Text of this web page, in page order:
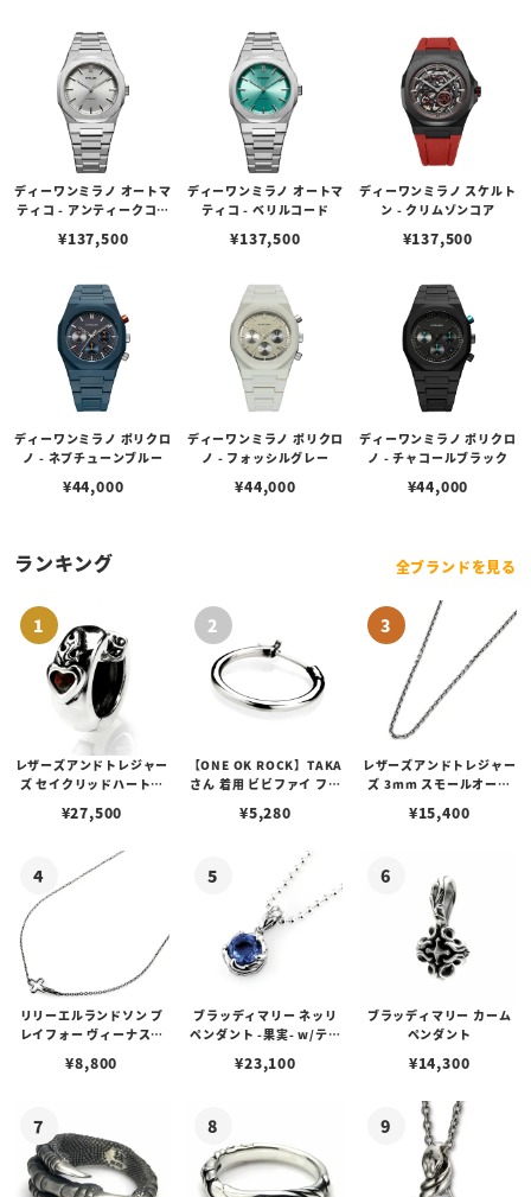
ディーワンミラノ オートマ
ティコ - アンティークコー
¥137,500
ディーワンミラノ オートマ
ティコ - ベリルコード
¥137,500
ディーワンミラノ スケルト
ン - クリムゾンコア
¥137,500
ディーワンミラノ ポリクロ
ノ - ネプチューンブルー
¥44,000
ディーワンミラノ ポリクロ
ノ - フォッシルグレー
¥44,000
ディーワンミラノ ポリクロ
ノ - チャコールブラック
¥44,000
ランキング 全ブランドを見る
レザーズアンドトレジャー
ズ セイクリッドハートピ
¥27,500
【ONE OK ROCK】TAKA
さん 着用 ビビファイ フー
¥5,280
レザーズアンドトレジャー
ズ 3mm スモールオーバ
ブスタークラスプ＆LTロ
¥15,400
リリーエルランドソン プ
レイフォー ヴィーナスチ
¥8,800
ブラッディマリー ネッリ
ペンダント -果実- w/ティ
¥23,100
ブラッディマリー カーム
ペンダント
¥14,300